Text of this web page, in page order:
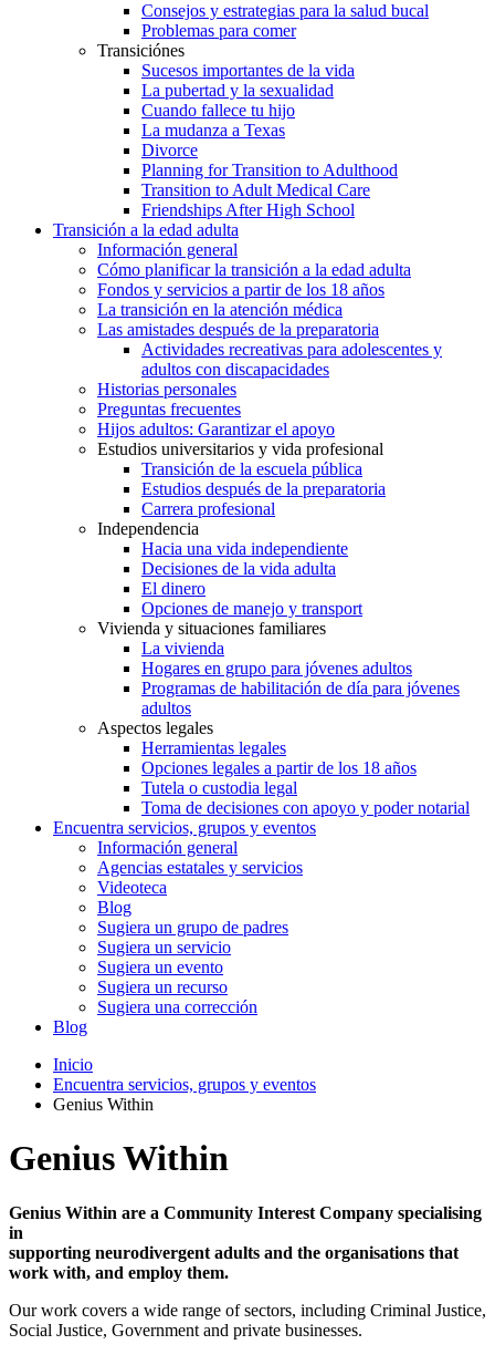
Consejos y estrategias para la salud bucal
Problemas para comer
Transiciónes
Sucesos importantes de la vida
La pubertad y la sexualidad
Cuando fallece tu hijo
La mudanza a Texas
Divorce
Planning for Transition to Adulthood
Transition to Adult Medical Care
Friendships After High School
Transición a la edad adulta
Información general
Cómo planificar la transición a la edad adulta
Fondos y servicios a partir de los 18 años
La transición en la atención médica
Las amistades después de la preparatoria
Actividades recreativas para adolescentes y
adultos con discapacidades
Historias personales
Preguntas frecuentes
Hijos adultos: Garantizar el apoyo
Estudios universitarios y vida profesional
Transición de la escuela pública
Estudios después de la preparatoria
Carrera profesional
Independencia
Hacia una vida independiente
Decisiones de la vida adulta
El dinero
Opciones de manejo y transport
Vivienda y situaciones familiares
La vivienda
Hogares en grupo para jóvenes adultos
Programas de habilitación de día para jóvenes
adultos
Aspectos legales
Herramientas legales
Opciones legales a partir de los 18 años
Tutela o custodia legal
Toma de decisiones con apoyo y poder notarial
Encuentra servicios, grupos y eventos
Información general
Agencias estatales y servicios
Videoteca
Blog
Sugiera un grupo de padres
Sugiera un servicio
Sugiera un evento
Sugiera un recurso
Sugiera una corrección
Blog
Inicio
Encuentra servicios, grupos y eventos
Genius Within
Genius Within
Genius Within are a Community Interest Company specialising
in
supporting neurodivergent adults and the organisations that
work with, and employ them.
Our work covers a wide range of sectors, including Criminal Justice,
Social Justice, Government and private businesses.